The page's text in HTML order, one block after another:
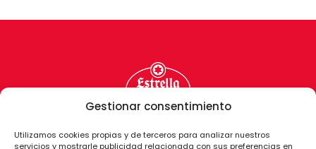
Gestionar consentimiento
Utilizamos cookies propias y de terceros para analizar nuestros
servicios y mostrarle publicidad relacionada con sus preferencias en